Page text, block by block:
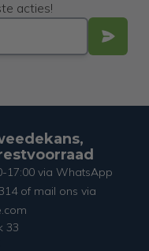
acties!
17:00 via WhatsApp
of mail ons via
33